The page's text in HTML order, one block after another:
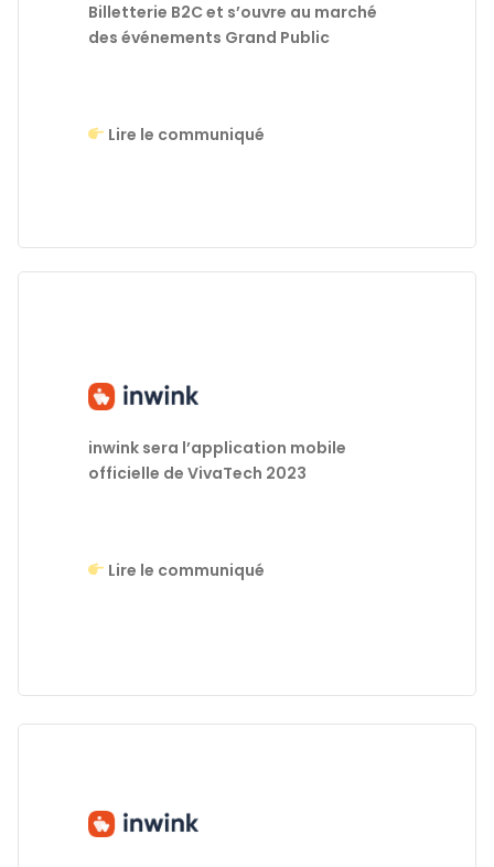
Billetterie B2C et s’ouvre au marché
des événements Grand Public
Lire le communiqué
inwink sera l’application mobile
officielle de VivaTech 2023
Lire le communiqué